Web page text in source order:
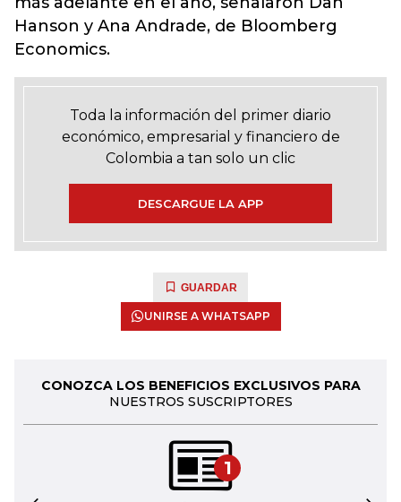
Hanson y Ana Andrade, de Bloomberg
Economics.
Toda la información del primer diario
económico, empresarial y financiero de
Colombia a tan solo un clic
DESCARGUE LA APP
GUARDAR
UNIRSE A WHATSAPP
CONOZCA LOS BENEFICIOS EXCLUSIVOS PARA
NUESTROS SUSCRIPTORES
1